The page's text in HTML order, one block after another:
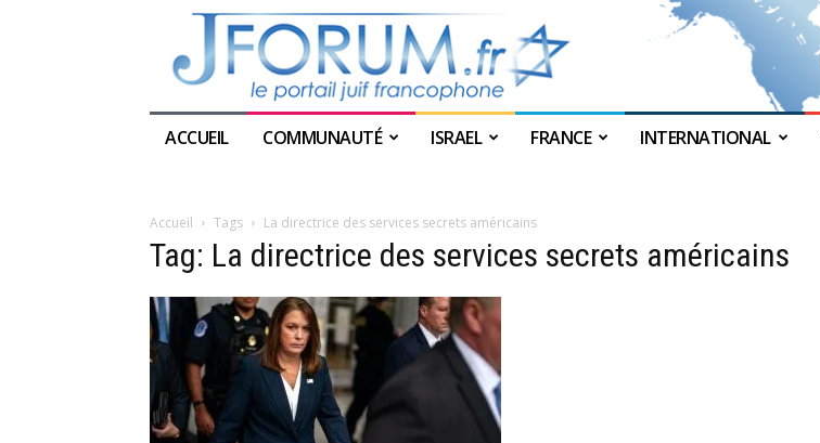
ACCUEIL COMMUNAUTÉ ISRAEL FRANCE INTERNATIONAL
Accueil Tags La directrice des services secrets américains
Tag: La directrice des services secrets américains